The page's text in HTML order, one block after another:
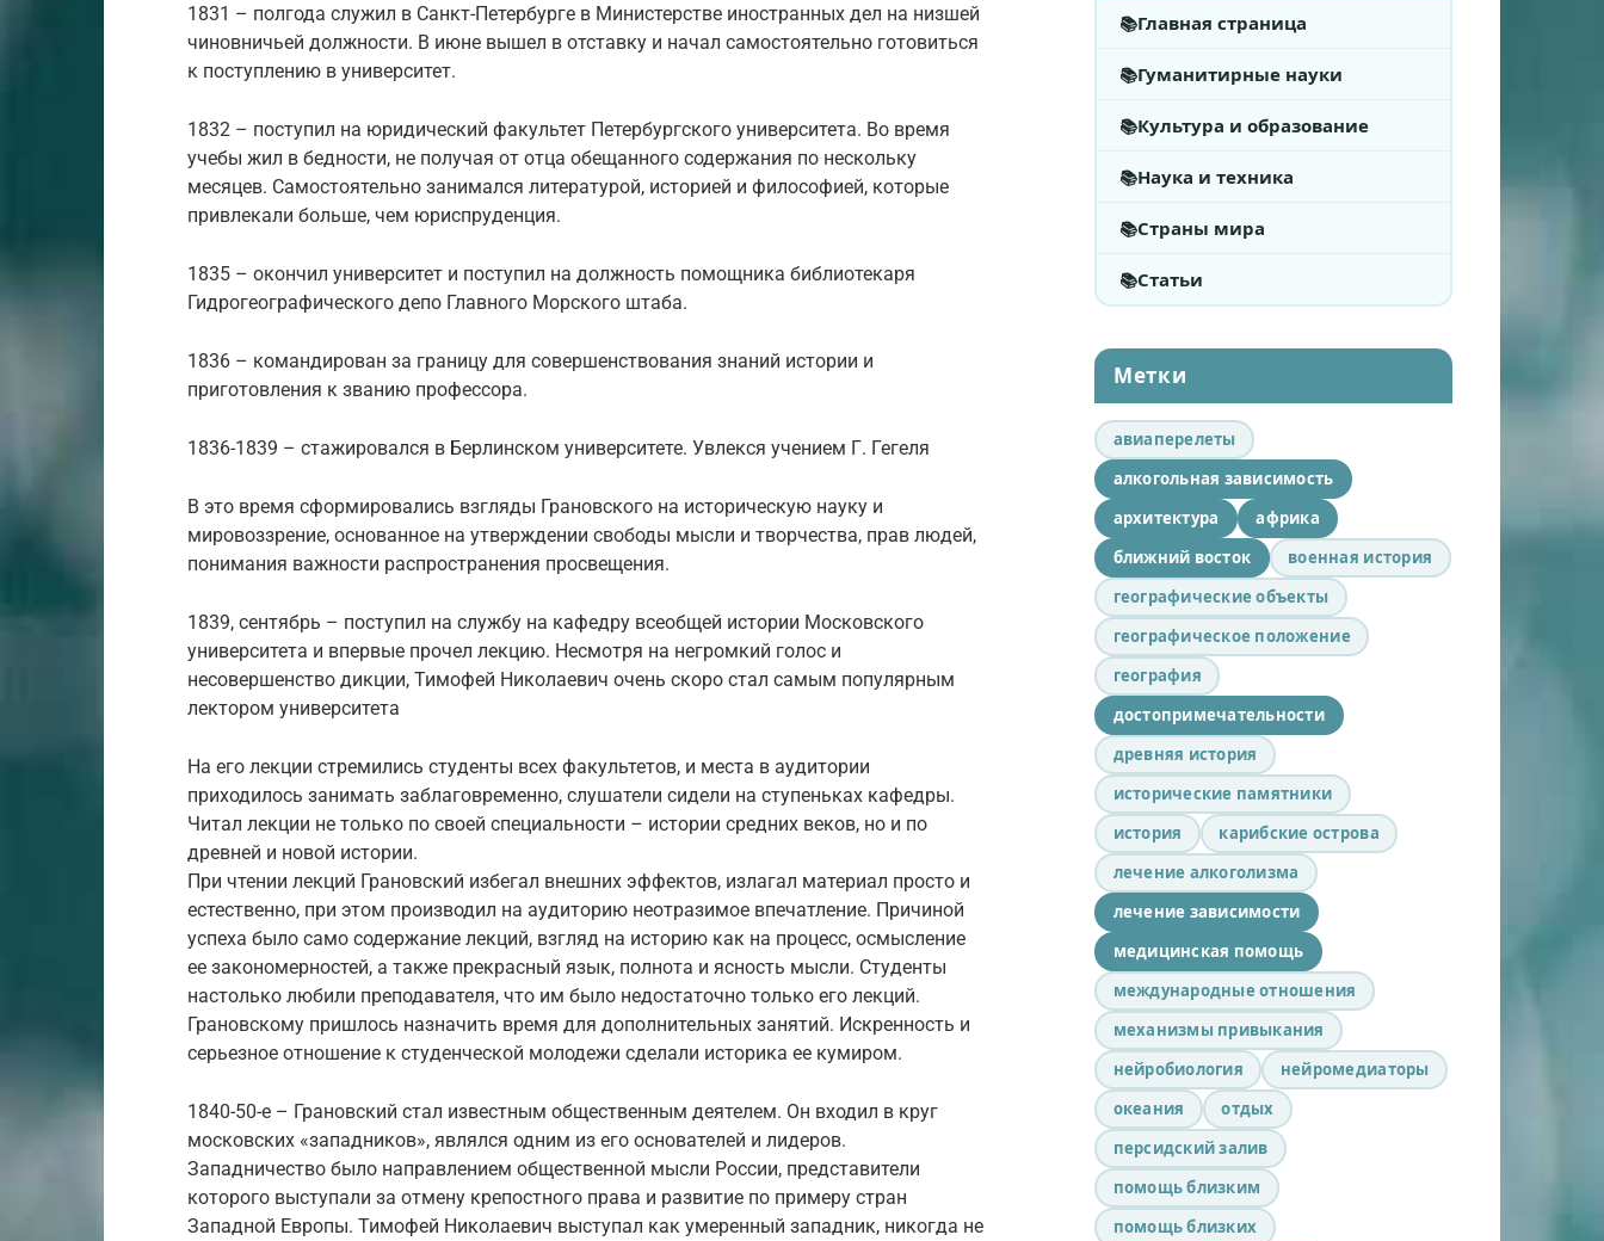
1831 – полгода служил в Санкт-Петербурге в Министерстве иностранных дел на низшей
чиновничьей должности. В июне вышел в отставку и начал самостоятельно готовиться
к поступлению в университет.
1832 – поступил на юридический факультет Петербургского университета. Во время
учебы жил в бедности, не получая от отца обещанного содержания по нескольку
месяцев. Самостоятельно занимался литературой, историей и философией, которые
привлекали больше, чем юриспруденция.
1835 – окончил университет и поступил на должность помощника библиотекаря
Гидрогеографического депо Главного Морского штаба.
1836 – командирован за границу для совершенствования знаний истории и
приготовления к званию профессора.
1836-1839 – стажировался в Берлинском университете. Увлекся учением Г. Гегеля
В это время сформировались взгляды Грановского на историческую науку и
мировоззрение, основанное на утверждении свободы мысли и творчества, прав людей,
понимания важности распространения просвещения.
1839, сентябрь – поступил на службу на кафедру всеобщей истории Московского
университета и впервые прочел лекцию. Несмотря на негромкий голос и
несовершенство дикции, Тимофей Николаевич очень скоро стал самым популярным
лектором университета
На его лекции стремились студенты всех факультетов, и места в аудитории
приходилось занимать заблаговременно, слушатели сидели на ступеньках кафедры.
Читал лекции не только по своей специальности – истории средних веков, но и по
древней и новой истории.
При чтении лекций Грановский избегал внешних эффектов, излагал материал просто и
естественно, при этом производил на аудиторию неотразимое впечатление. Причиной
успеха было само содержание лекций, взгляд на историю как на процесс, осмысление
ее закономерностей, а также прекрасный язык, полнота и ясность мысли. Студенты
настолько любили преподавателя, что им было недостаточно только его лекций.
Грановскому пришлось назначить время для дополнительных занятий. Искренность и
серьезное отношение к студенческой молодежи сделали историка ее кумиром.
1840-50-е – Грановский стал известным общественным деятелем. Он входил в круг
московских «западников», являлся одним из его основателей и лидеров.
Западничество было направлением общественной мысли России, представители
которого выступали за отмену крепостного права и развитие по примеру стран
Западной Европы. Тимофей Николаевич выступал как умеренный западник, никогда не
Главная страница
Гуманитирные науки
Культура и образование
Наука и техника
Страны мира
Статьи
Метки
авиаперелеты
алкогольная зависимость
архитектура
африка
ближний восток
военная история
географические объекты
географическое положение
география
достопримечательности
древняя история
исторические памятники
история
карибские острова
лечение алкоголизма
лечение зависимости
медицинская помощь
международные отношения
механизмы привыкания
нейробиология
нейромедиаторы
океания
отдых
персидский залив
помощь близким
помощь близких